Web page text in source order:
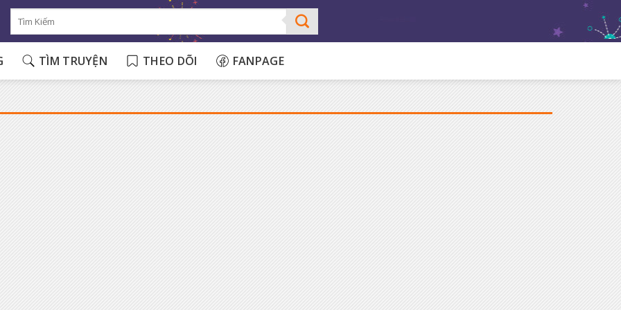
TÌM TRUYỆN THEO DÕI FANPAGE